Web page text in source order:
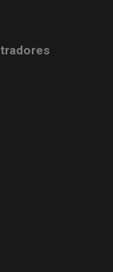
ventana nueva)
nueva)
ventana nueva)
nueva)